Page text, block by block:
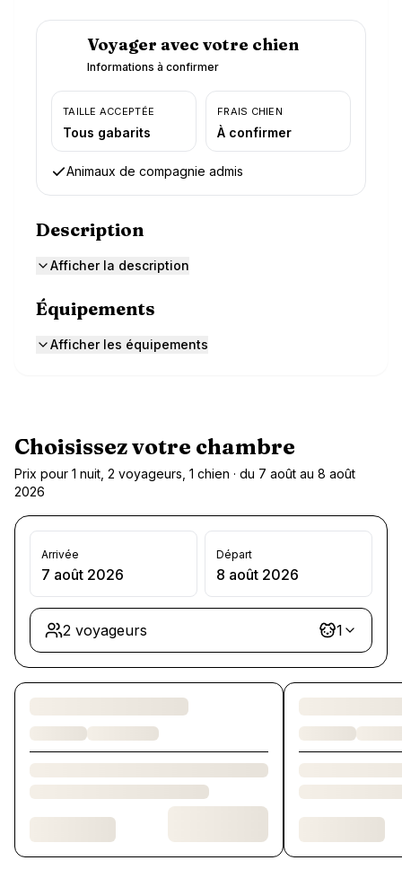
Voyager avec votre chien
Informations à confirmer
TAILLE ACCEPTÉE
Tous gabarits
FRAIS CHIEN
À confirmer
Animaux de compagnie admis
Description
Afficher la description
Équipements
Afficher les équipements
Choisissez votre chambre
Prix pour 1 nuit, 2 voyageurs, 1 chien · du 7 août au 8 août
2026
Arrivée
7 août 2026
Départ
8 août 2026
2 voyageurs 1
Chargement des chambres et des formules…